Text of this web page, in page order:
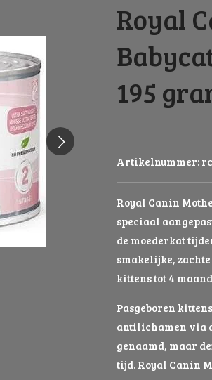
Royal
195
Artikelnummer:
Royal Canin
speciaal
de moederkat
smakelijke,
kittens tot 4
Pasgeboren
antilichamen via
genaamd, maar
tijd. Royal Canin